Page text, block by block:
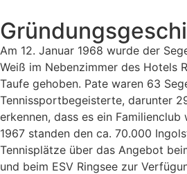
Am 12. Januar 1968 wurde der
Weiß im Nebenzimmer des Hotels
Taufe gehoben. Pate waren 63
Tennissportbegeisterte, darunter
erkennen, dass es ein
1967 standen den ca. 70.000
Tennisplätze über das Angebot
und beim ESV Ringsee zur